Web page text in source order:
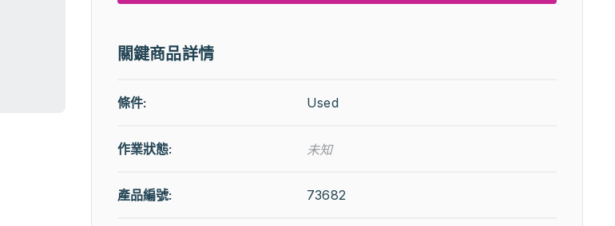
關鍵商品詳情
條件: Used
作業狀態: 未知
產品編號: 73682